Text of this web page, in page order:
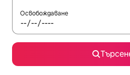
Освобождаване